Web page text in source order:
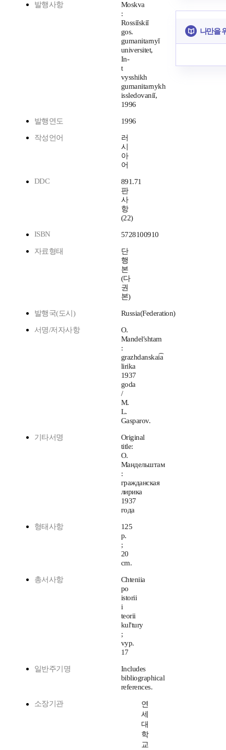
발행사항
Moskva
:
Rossiĭskiĭ
gos.
gumanitarnyĭ
universitet,
In-
t
vysshikh
gumanitarnykh
issledovaniĭ,
1996
발행연도 1996
작성언어
러
시
아
어
DDC
891.71
판
사
항
(22)
ISBN
5728100910
자료형태
단
행
본
(다
권
본)
발행국(도시) Russia(Federation)
서명/저자사항
O.
Mandelʹshtam
:
grazhdanskai͡a
lirika
1937
goda
/
M.
L.
Gasparov.
기타서명
Original
title:
О.
Мандельштам
:
гражданская
лирика
1937
года
형태사항
125
p.
;
20
cm.
총서사항
Chteniia
po
istorii
i
teorii
kul'tury
;
vyp.
17
일반주기명
Includes
bibliographical
references.
소장기관
연
세
대
학
교
나만을